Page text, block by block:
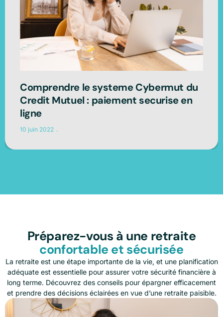
Comprendre le systeme Cybermut du
Credit Mutuel : paiement securise en
ligne
10 juin 2022
Préparez-vous à une retraite
confortable et sécurisée
La retraite est une étape importante de la vie, et une planification
adéquate est essentielle pour assurer votre sécurité financière à
long terme. Découvrez des conseils pour épargner efficacement
et prendre des décisions éclairées en vue d’une retraite paisible.